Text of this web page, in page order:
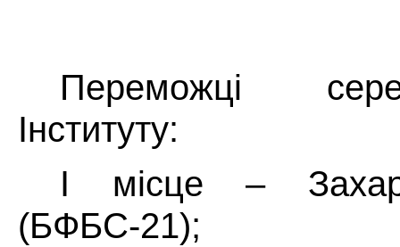
Переможці
Інституту:
І місце –
(БФБС-21);